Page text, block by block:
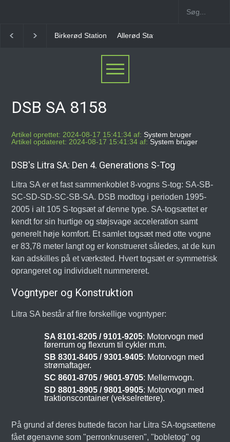
Allerød Station Favrholm Station
DSB SA 8158
Artikel oprettet: 2024-08-17 15:41:34 af: System bruger
Artikel opdateret: 2024-08-17 15:41:34 af: System bruger
DSB's Litra SA: Den 4. Generations S-Tog
Litra SA er et fast sammenkoblet 8-vogns S-tog: SA-SB-
SC-SD-SD-SC-SB-SA. DSB modtog i perioden 1995-
2005 i alt 105 S-togsæt af denne type. SA-togsættet er
kendt for sin hurtige og støjsvage acceleration samt
generelt høje komfort. Et samlet togsæt med otte vogne
er 83,78 meter langt og er konstrueret således, at de kun
kan adskilles på et værksted. Hvert togsæt er symmetrisk
oprangeret og individuelt nummereret.
Vogntyper og Konstruktion
Litra SA består af fire forskellige vogntyper:
SA 8101-8205 / 9101-9205: Motorvogn med
førerrum og flexrum til cykler m.m.
SB 8301-8405 / 9301-9405: Motorvogn med
strømaftager.
SC 8601-8705 / 9601-9705: Mellemvogn.
SD 8801-8905 / 9801-9905: Motorvogn med
traktionscontainer (vekselrettere).
På grund af deres buttede facon har Litra SA-togsættene
fået øgenavne som "perronknuseren", "bobletog" og